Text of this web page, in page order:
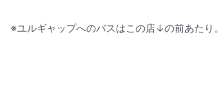
※ユルギャップへのバスはこの店↓の前あたり。